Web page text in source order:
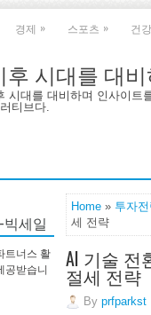
경제 » 스포츠 » 건강
후 시대를 대
시대를 대비하며 인사이트
티브다.
세일
트너스 활
공받습니
Home » 투자
세 전략
AI 기술 전
절세 전략
By prfparkst